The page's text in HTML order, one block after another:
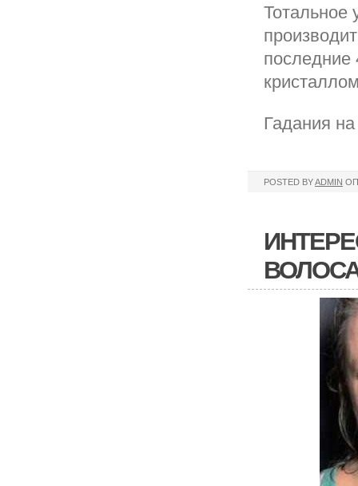
Тотальное
последние
Гадания
POSTED BYADMIN